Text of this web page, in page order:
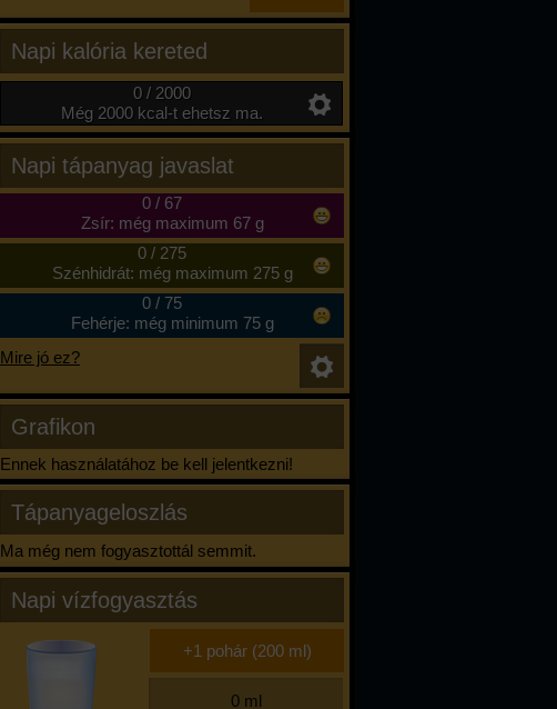
Napi kalória kereted
0 / 2000
Még 2000 kcal-t ehetsz ma.
Napi tápanyag javaslat
0/ 67
Zsír: még maximum 67 g
0/ 275
Szénhidrát: még maximum 275 g
0/ 75
Fehérje: még minimum 75 g
Mire jó ez?
Grafikon
Ennek használatához be kell jelentkezni!
Tápanyageloszlás
Ma még nem fogyasztottál semmit.
Napi vízfogyasztás